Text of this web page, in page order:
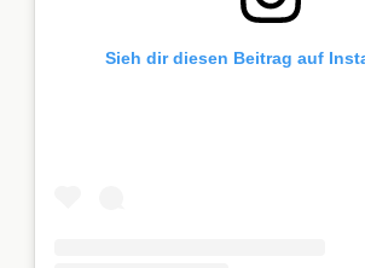
Sieh dir diesen Beitrag auf